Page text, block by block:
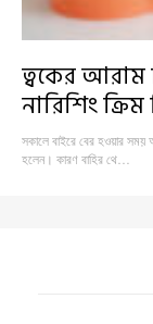
ত্বকের আরাম
নারিশিং ক্রিম
সকালে বাইরে বের হওয়ার
হলেন। কারণ বাহির থে…